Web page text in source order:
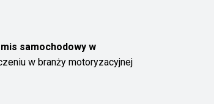
samochodowy w
w branży motoryzacyjnej